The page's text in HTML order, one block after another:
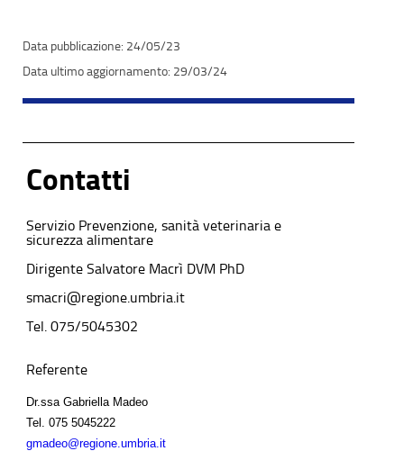
24/05/23
29/03/24
Contatti
Servizio Prevenzione, sanità veterinaria e
sicurezza alimentare
Dirigente Salvatore Macrì DVM PhD
smacri@regione.umbria.it
Tel. 075/5045302
Referente
Dr.ssa Gabriella Madeo
Tel.
075 5045222
gmadeo@regione.umbria.it